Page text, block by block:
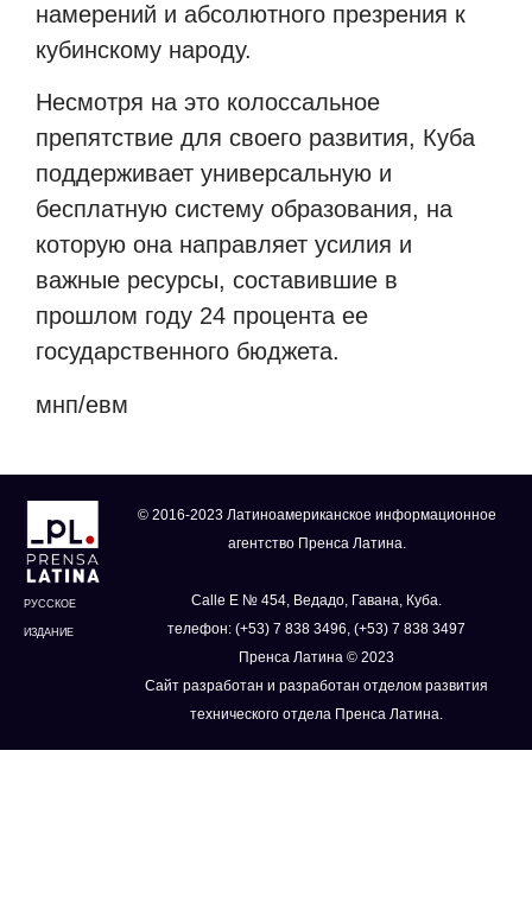
намерений и абсолютного презрения к
кубинскому народу.
Несмотря на это колоссальное
препятствие для своего развития, Куба
поддерживает универсальную и
бесплатную систему образования, на
которую она направляет усилия и
важные ресурсы, составившие в
прошлом году 24 процента ее
государственного бюджета.
мнп/евм
РУССКОЕ
ИЗДАНИЕ
© 2016-2023 Латиноамериканское информационное
агентство Пренса Латина.
Calle E № 454, Ведадо, Гавана, Куба.
телефон: (+53) 7 838 3496, (+53) 7 838 3497
Пренса Латина © 2023
Сайт разработан и разработан отделом развития
технического отдела Пренса Латина.